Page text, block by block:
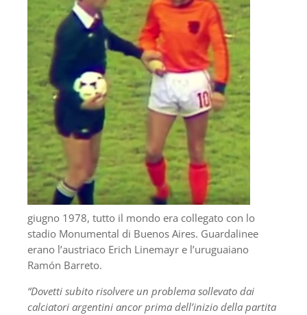
giugno 1978, tutto il mondo era collegato con lo
stadio Monumental di Buenos Aires. Guardalinee
erano l’austriaco Erich Linemayr e l’uruguaiano
Ramón Barreto.
“Dovetti subito risolvere un problema sollevato dai
calciatori argentini ancor prima dell’inizio della partita